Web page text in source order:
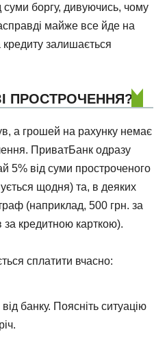
суми боргу, дивуючись, чому
майже все йде на
кредиту залишається
ПРОСТРОЧЕННЯ?
а грошей на рахунку немає
ПриватБанк одразу
5% від суми простроченого
щодня) та, в деяких
(наприклад, 500 грн. за
за кредитною карткою).
сплатити вчасно:
банку. Поясніть ситуацію